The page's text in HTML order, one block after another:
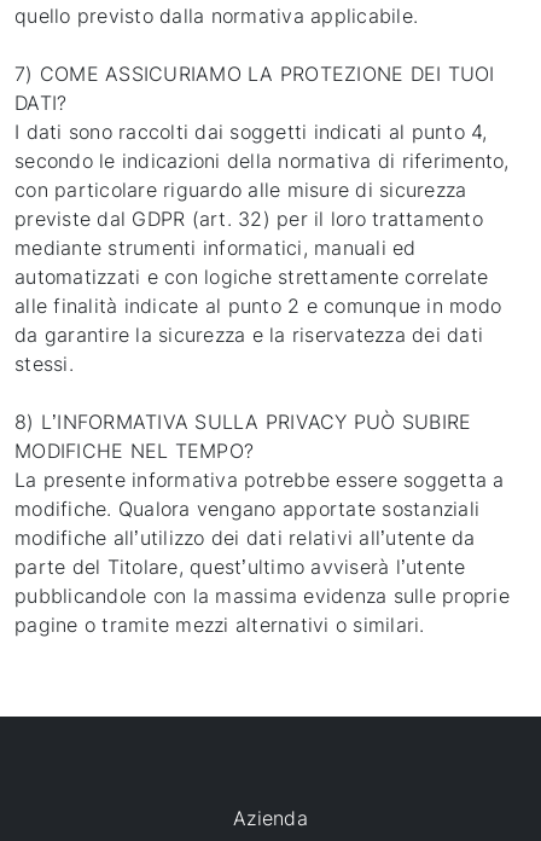
quello previsto dalla normativa applicabile.
7) COME ASSICURIAMO LA PROTEZIONE DEI TUOI
DATI?
I dati sono raccolti dai soggetti indicati al punto 4,
secondo le indicazioni della normativa di riferimento,
con particolare riguardo alle misure di sicurezza
previste dal GDPR (art. 32) per il loro trattamento
mediante strumenti informatici, manuali ed
automatizzati e con logiche strettamente correlate
alle finalità indicate al punto 2 e comunque in modo
da garantire la sicurezza e la riservatezza dei dati
stessi.
8) L’INFORMATIVA SULLA PRIVACY PUÒ SUBIRE
MODIFICHE NEL TEMPO?
La presente informativa potrebbe essere soggetta a
modifiche. Qualora vengano apportate sostanziali
modifiche all’utilizzo dei dati relativi all’utente da
parte del Titolare, quest’ultimo avviserà l’utente
pubblicandole con la massima evidenza sulle proprie
pagine o tramite mezzi alternativi o similari.
Azienda